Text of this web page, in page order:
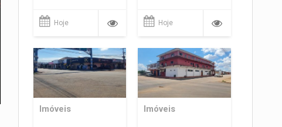
Hoje Hoje
Imóveis Imóveis